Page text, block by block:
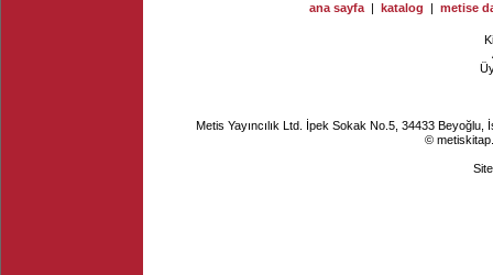
ana sayfa | katalog | metise
Metis Yayıncılık Ltd. İpek Sokak No.5, 34433
©